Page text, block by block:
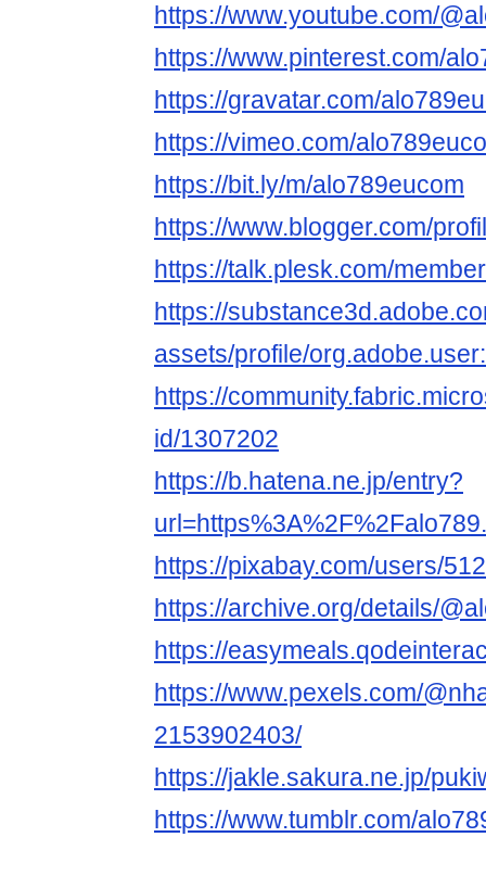
https://www.youtube.com/
https://www.pinterest.com/
https://gravatar.com/
https://vimeo.com/
https://bit.ly/m/alo789eucom
https://www.blogger.com/
https://talk.plesk.com/
https://
assets/profile/
https://
id/1307202
https://b.hatena.ne.jp/entry?
https://pixabay.com/users/
https://archive.org/details/
https://
https://www.pexels.com/
2153902403/
https://jakle.sakura.ne.jp/
https://www.tumblr.com/